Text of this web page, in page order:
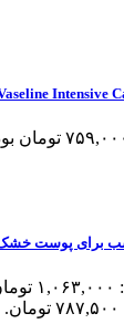
قیمت اصلی: